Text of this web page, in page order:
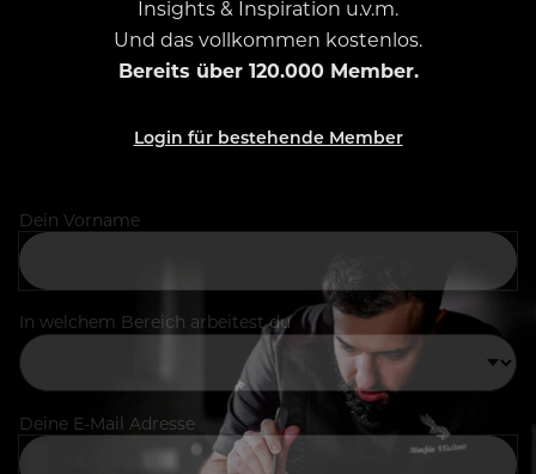
Insights & Inspiration u.v.m.
Und das vollkommen kostenlos.
Bereits über 120.000 Member.
Login für bestehende Member
Dein Vorname
In welchem Bereich arbeitest du
Deine E-Mail Adresse